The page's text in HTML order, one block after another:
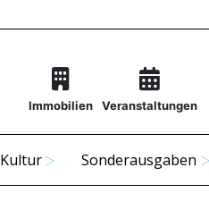
Immobilien Veranstaltungen
Kultur Sonderausgaben